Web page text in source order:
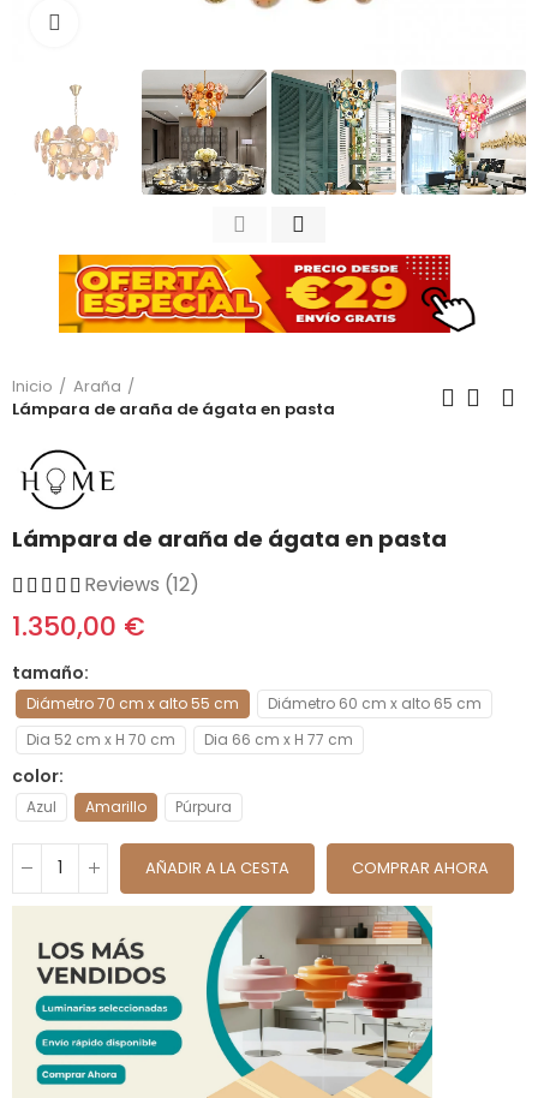
Inicio
Araña
Lámpara de araña de ágata en pasta
Lámpara de araña de ágata en pasta
Reviews (12)
1.350,00 €
tamaño
Diámetro 70 cm x alto 55 cm
Diámetro 60 cm x alto 65 cm
Dia 52 cm x H 70 cm
Dia 66 cm x H 77 cm
color
Azul Amarillo Púrpura
AÑADIR A LA CESTA COMPRAR AHORA